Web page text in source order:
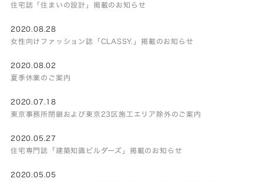
住宅誌「住まいの設計」掲載のお知らせ
2020.08.28
女性向けファッション誌「CLASSY.」掲載のお知らせ
2020.08.02
夏季休業のご案内
2020.07.18
東京事務所閉鎖および東京23区施工エリア除外のご案内
2020.05.27
住宅専門誌「建築知識ビルダーズ」掲載のお知らせ
2020.05.05